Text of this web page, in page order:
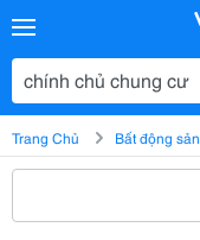
Trang Chủ Bất động sản